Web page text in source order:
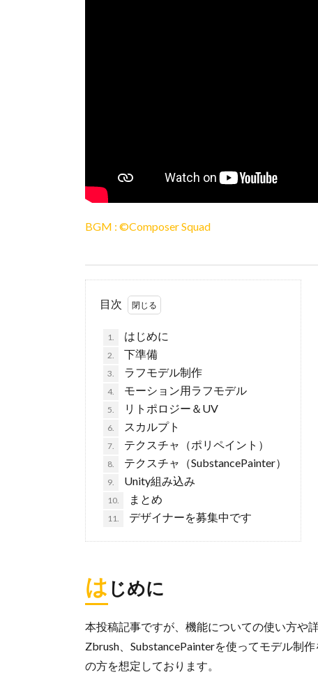
BGM : ©Composer Squad
目次
1. はじめに
2. 下準備
3. ラフモデル制作
4. モーション用ラフモデル
5. リトポロジー＆UV
6. スカルプト
7. テクスチャ（ポリペイント）
8. テクスチャ（SubstancePainter）
9. Unity組み込み
10. まとめ
11. デザイナーを募集中です
は じめに
本投稿記事ですが、機能についての使い方や
Zbrush、SubstancePainterを使ってモデル制
の方を想定しております。